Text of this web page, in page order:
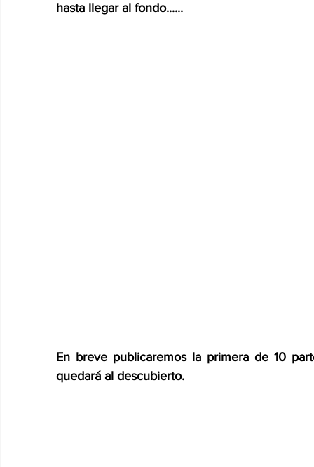
hasta llegar al fondo......
En breve publicaremos la primera de 10
quedará al descubierto.